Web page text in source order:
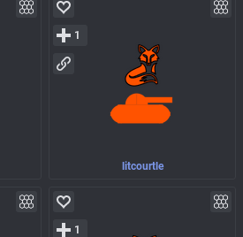
litcourtle
1
1